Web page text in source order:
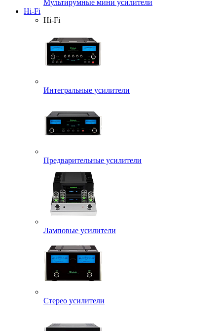
Мультирумные мини усилители
Hi-Fi
Hi-Fi
Интегральные усилители
Предварительные усилители
Ламповые усилители
Стерео усилители